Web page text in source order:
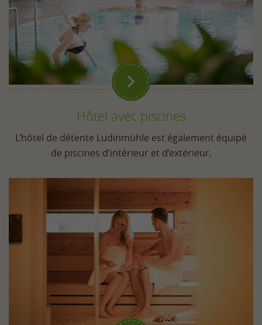

Hôtel avec piscines
L’hôtel de détente Ludinmühle est également équipé
de piscines d’intérieur et d’extérieur.